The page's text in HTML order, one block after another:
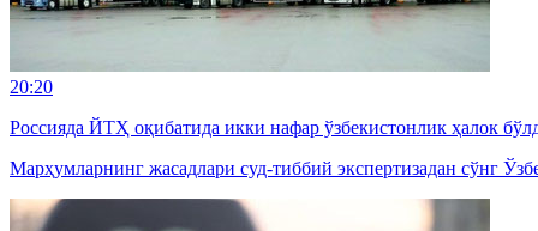
20:20
Россияда ЙТҲ оқибатида икки нафар ўзбекистонлик ҳалок
Марҳумларнинг жасадлари суд-тиббий экспертизадан сўнг